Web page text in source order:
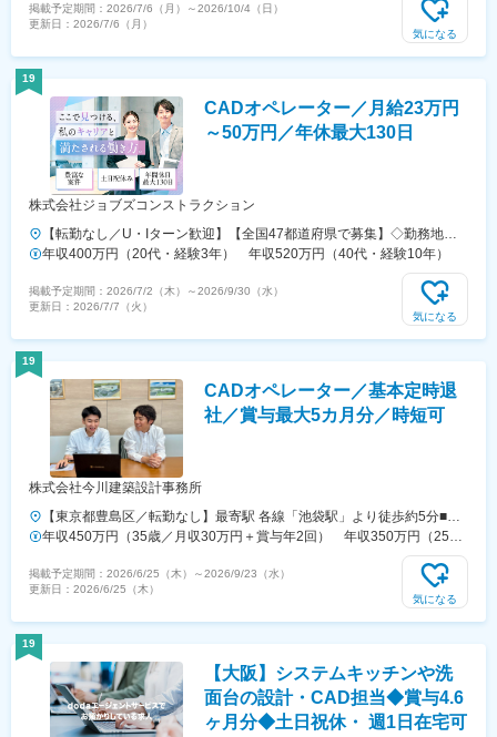
となります。【京都本社】■京都府京都市下京区四条通新町東入月鉾町
39-2 祥栄ビル└京都市営烏丸線「四条駅」より徒歩2分└阪急線「烏
新宿センタービル49F└各線「新宿駅」から徒歩5分└都営大江戸線「都
庁前駅」から徒歩2分※広々としたデスクで、集中して業務に取り組め
る環境を整備しています。※受動喫煙対策：オフィス内禁煙
賞与
掲載予定期間： 2026/7/6（月） ～2026/10/4（日）
更新日： 2026/7/6（月）
気になる
19
CADオペレーター／月給23万円
～50万円／年休最大130日
株式会社ジョブズコンストラクション
【転勤なし／U・Iターン歓迎】【全国47都道府県で募集】◇勤務地へ
は基本的に直行直帰になります。◇希望を考慮の上、ご自宅から1時間
以内に通える範囲の勤務先へ配属となります。◇遠方への勤務を希望さ
れる場合、転居先を一緒にお探しできますので遠慮なくご相談くださ
い。※配属先は以下いずれかのプロジェクト先となります。＜下記プロ
州：福岡県、熊本県＜所属部署＞■東京本社（東京都中央区日本橋2-3-
4 日本橋プラザビル11階）・「東京駅／八重洲中央口」より徒歩5
分・「日本橋駅／B3出口」より徒歩1分■大阪支社（大阪府大阪市北区
梅田3-4-5 毎日新聞ビル6階）・「福島駅」より徒歩4分・「梅田
駅」、「大阪駅」より徒歩11分■名古屋支社（愛知県名古屋市中区栄3-
14-7 RICCO SAKAE9階）・「栄駅」より徒歩2分・「矢場町駅」よ
り徒歩5分
年収400万円（20代・経験3年） 年収520万円（40代・経験10年）
掲載予定期間： 2026/7/2（木） ～2026/9/30（水）
更新日： 2026/7/7（火）
気になる
19
CADオペレーター／基本定時退
社／賞与最大5カ月分／時短可
株式会社今川建築設計事務所
【東京都豊島区／転勤なし】最寄駅 各線「池袋駅」より徒歩約5分■本
社東京都豊島区西池袋2-29-19 池袋KTビル9F＜アクセス＞各線「池袋
駅」メトロポリタン出口より徒歩約5分各線「池袋駅」南口より徒歩約
10分各線「池袋駅」東口より徒歩約15分※U・Iターン歓迎※転勤なし※
受動喫煙対策あり（屋内禁煙／屋外に喫煙可能スペースあり）
年収450万円（35歳／月収30万円＋賞与年2回） 年収350万円（25歳
掲載予定期間： 2026/6/25（木） ～2026/9/23（水）
更新日： 2026/6/25（木）
気になる
19
【大阪】システムキッチンや洗
面台の設計・CAD担当◆賞与4.6
ヶ月分◆土日祝休・ 週1日在宅可